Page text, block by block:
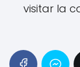
visitar la